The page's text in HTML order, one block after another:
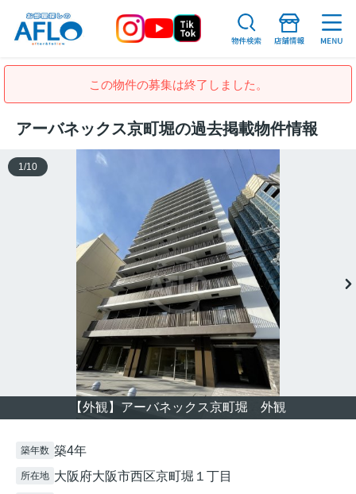
この物件の募集は終了しました。
アーバネックス京町堀の過去掲載物件情報
【外観】アーバネックス京町堀 外観
1 /10
築年数 築4年
所在地 大阪府大阪市西区京町堀１丁目